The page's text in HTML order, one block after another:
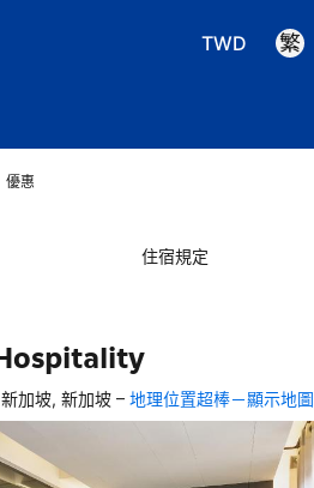
TWD
優惠
住宿規定
加坡, 新加坡 – 地理位置超棒－顯示地圖